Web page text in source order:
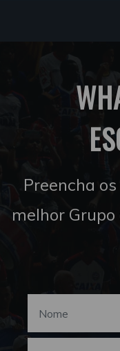
Preencha
melhor